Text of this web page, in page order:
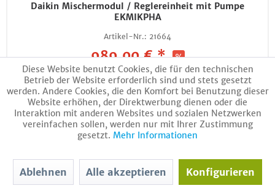
Daikin Mischermodul / Reglereinheit mit Pumpe
EKMIKPHA
Artikel-Nr.: 21664
989,00 € *
1345,00 € * (26% gespart)
inkl. MwSt.zzgl. Versandkosten
In den Warenkorb
Diese Website benutzt Cookies, die für den technischen
Betrieb der Website erforderlich sind und stets gesetzt
werden. Andere Cookies, die den Komfort bei Benutzung dieser
Website erhöhen, der Direktwerbung dienen oder die
Interaktion mit anderen Websites und sozialen Netzwerken
vereinfachen sollen, werden nur mit Ihrer Zustimmung
gesetzt. Mehr Informationen
Ablehnen Alle akzeptieren Konfigurieren